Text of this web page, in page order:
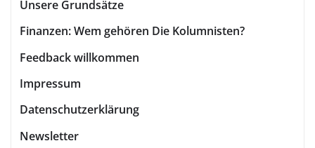
Unsere Grundsätze
Finanzen: Wem gehören Die Kolumnisten?
Feedback willkommen
Impressum
Datenschutzerklärung
Newsletter